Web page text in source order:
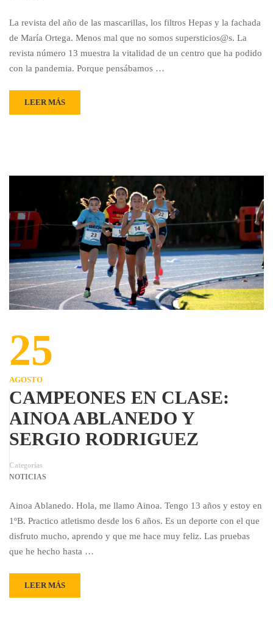
La revista del año de las mascarillas, los filtros Hepas y la fachada
de María Ortega. Menos mal que no somos supersticios@s. La
revista número 13 muestra la vitalidad de un centro que ha podido
con la pandemia. Porque pensábamos …
LEER MÁS
25
AGOSTO
CAMPEONES EN CLASE:
AINOA ABLANEDO Y
SERGIO RODRIGUEZ
Categorías
NOTICIAS
Ainoa Ablanedo. Hola, me llamo Ainoa. Tengo 13 años y estoy en
1ºB. Practico atletismo desde los 6 años. Es un deporte con el que
disfruto mucho, aprendo y que me hace muy feliz. Las pruebas
que he hecho hasta …
LEER MÁS